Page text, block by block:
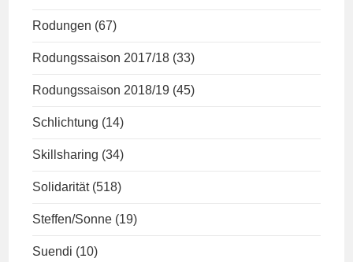
Rodungen (67)
Rodungssaison 2017/18 (33)
Rodungssaison 2018/19 (45)
Schlichtung (14)
Skillsharing (34)
Solidarität (518)
Steffen/Sonne (19)
Suendi (10)